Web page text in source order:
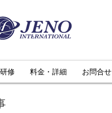
修 料金・詳細 お問合せ